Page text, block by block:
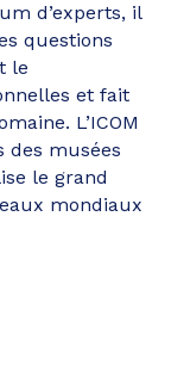
d’experts, il
questions
le
et fait
L’ICOM
des musées
le grand
mondiaux